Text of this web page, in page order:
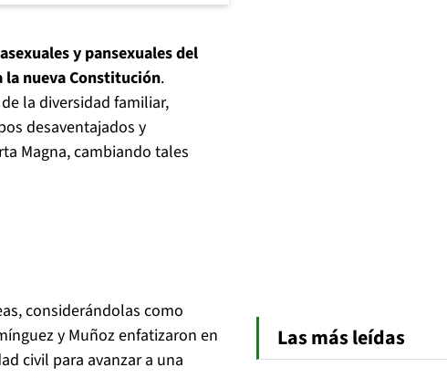
y pansexuales del
la nueva Constitución.
la diversidad familiar,
desaventajados y
Magna, cambiando tales
considerándolas como
y Muñoz enfatizaron en
civil para avanzar a una
Las más leídas